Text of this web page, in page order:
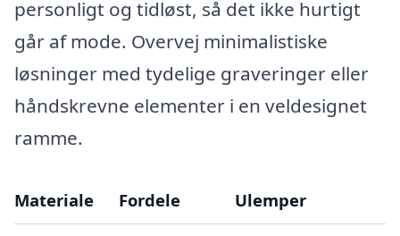
personligt og tidløst, så det ikke hurtigt
går af mode. Overvej minimalistiske
løsninger med tydelige graveringer eller
håndskrevne elementer i en veldesignet
ramme.
Materiale Fordele Ulemper